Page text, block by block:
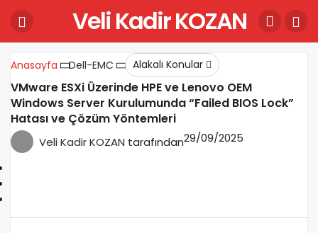
Veli Kadir KOZAN
Anasayfa Dell-EMC Alakalı Konular
VMware ESXi Üzerinde HPE ve Lenovo OEM
Windows Server Kurulumunda “Failed BIOS Lock”
Hatası ve Çözüm Yöntemleri
Veli Kadir KOZAN tarafından29/09/2025